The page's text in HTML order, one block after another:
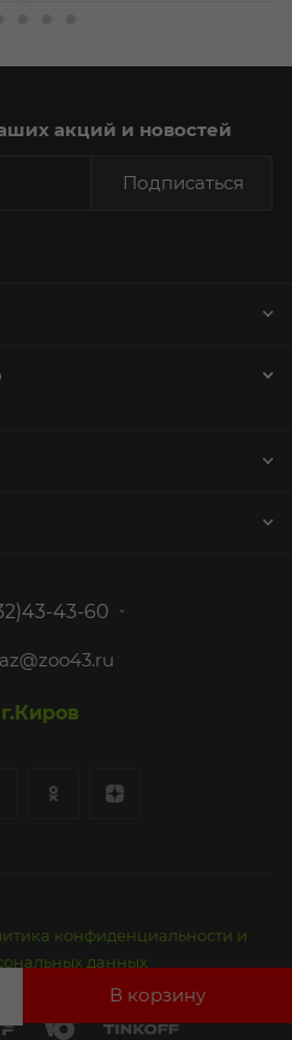
акций и новостей
Подписаться
43-60
г.Киров
конфиденциальности и
данных